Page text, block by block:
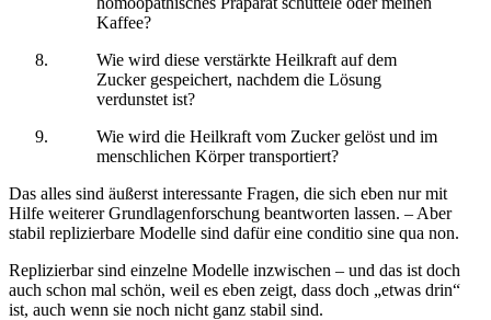
Kaffee?
Wie wird diese verstärkte Heilkraft auf dem
Zucker gespeichert, nachdem die Lösung
verdunstet ist?
Wie wird die Heilkraft vom Zucker gelöst und im
menschlichen Körper transportiert?
Das alles sind äußerst interessante Fragen, die sich eben nur mit
Hilfe weiterer Grundlagenforschung beantworten lassen. – Aber
stabil replizierbare Modelle sind dafür eine conditio sine qua non.
Replizierbar sind einzelne Modelle inzwischen – und das ist doch
auch schon mal schön, weil es eben zeigt, dass doch „etwas drin“
ist, auch wenn sie noch nicht ganz stabil sind.